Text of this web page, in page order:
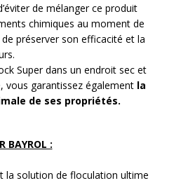
de mélanger ce produit
chimiques au moment de
préserver son efficacité et la
Super dans un endroit sec et
vous garantissez également la
de ses propriétés.
BAYROL :
la solution de floculation ultime